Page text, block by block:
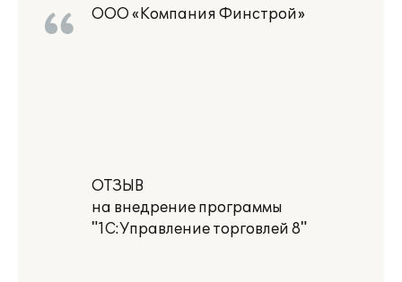
ООО «Компания Финстрой»
ОТЗЫВ
на внедрение программы
"1С:Управление торговлей 8"